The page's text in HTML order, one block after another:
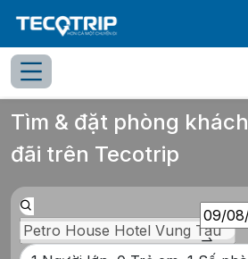
Tổng quan Chọn phòng Thông
Tìm & đặt phòng
đãi trên Tecotrip